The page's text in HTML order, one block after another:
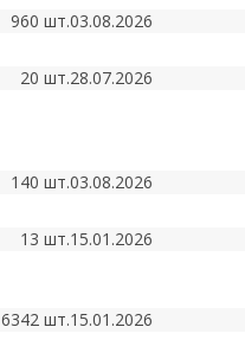
960 шт.03.08.2026
20 шт.28.07.2026
140 шт.03.08.2026
13 шт.15.01.2026
6342 шт.15.01.2026